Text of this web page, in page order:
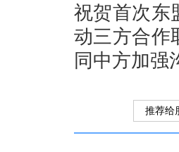
祝贺首次东
动三方合作
同中方加强
推荐给